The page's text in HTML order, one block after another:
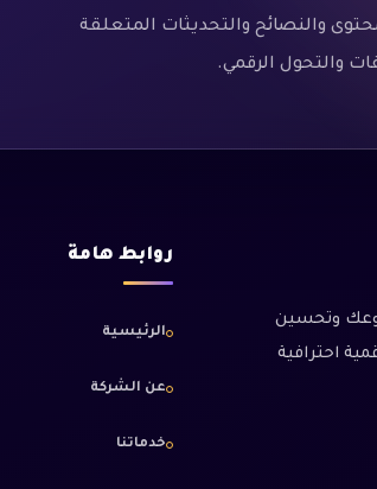
والنصائح والتحديثات المتعلقة
والتحول الرقمي.
وتحسين
احترافية
روابط هامة
الرئيسية
عن الشركة
خدماتنا